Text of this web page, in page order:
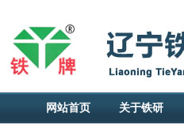
网站首页 关于铁研